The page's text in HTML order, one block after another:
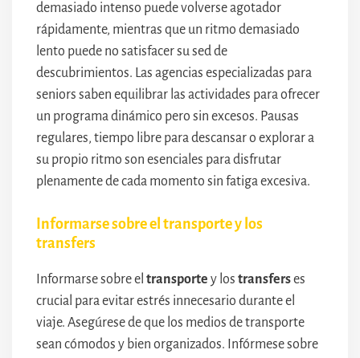
demasiado intenso puede volverse agotador
rápidamente, mientras que un ritmo demasiado
lento puede no satisfacer su sed de
descubrimientos. Las agencias especializadas para
seniors saben equilibrar las actividades para ofrecer
un programa dinámico pero sin excesos. Pausas
regulares, tiempo libre para descansar o explorar a
su propio ritmo son esenciales para disfrutar
plenamente de cada momento sin fatiga excesiva.
Informarse sobre el transporte y los
transfers
Informarse sobre el transporte y los transferses
crucial para evitar estrés innecesario durante el
viaje. Asegúrese de que los medios de transporte
sean cómodos y bien organizados. Infórmese sobre